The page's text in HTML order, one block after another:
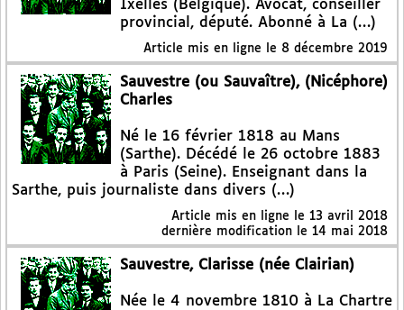
Ixelles (Belgique). Avocat, conseiller
provincial, député. Abonné à La (…)
Article mis en ligne le 8 décembre 2019
Sauvestre (ou Sauvaître), (Nicéphore)
Charles
Né le 16 février 1818 au Mans
(Sarthe). Décédé le 26 octobre 1883
à Paris (Seine). Enseignant dans la
Sarthe, puis journaliste dans divers (…)
Article mis en ligne le 13 avril 2018
dernière modification le 14 mai 2018
Sauvestre, Clarisse (née Clairian)
Née le 4 novembre 1810 à La Chartre